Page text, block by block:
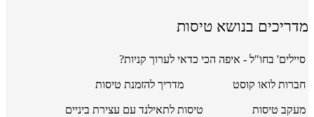
מדריכים בנושא טיסות
סיילים' בחו"ל - איפה הכי כדאי לערוך קניות?
חברות לואו קוסט מדריך להזמנת טיסות
מעקב טיסות טיסות לתאילנד עם עצירת ביניים